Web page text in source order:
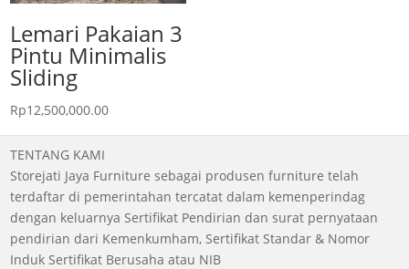
Lemari Pakaian 3
Pintu Minimalis
Sliding
Rp12,500,000.00
TENTANG KAMI
Storejati Jaya Furniture sebagai produsen furniture telah
terdaftar di pemerintahan tercatat dalam kemenperindag
dengan keluarnya Sertifikat Pendirian dan surat pernyataan
pendirian dari Kemenkumham, Sertifikat Standar & Nomor
Induk Sertifikat Berusaha atau NIB